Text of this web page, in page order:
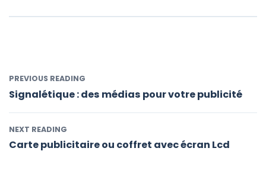
PREVIOUS READING
Signalétique : des médias pour votre publicité
NEXT READING
Carte publicitaire ou coffret avec écran Lcd